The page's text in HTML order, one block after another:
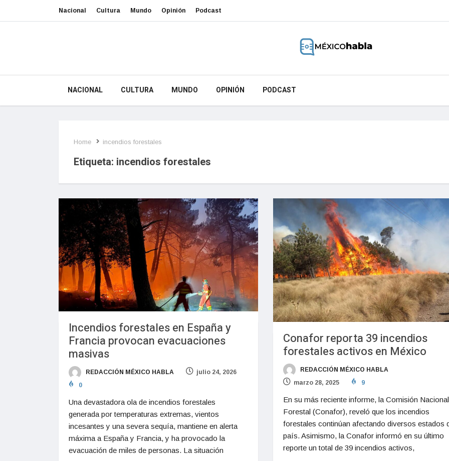
Nacional Cultura Mundo Opinión Podcast
NACIONAL CULTURA MUNDO OPINIÓN PODCAST
Home incendios forestales
Etiqueta: incendios forestales
Incendios forestales en España y
Francia provocan evacuaciones
masivas
REDACCIÓN MÉXICO HABLA
julio 24, 2026
0
Una devastadora ola de incendios forestales
generada por temperaturas extremas, vientos
incesantes y una severa sequía, mantiene en alerta
máxima a España y Francia, y ha provocado la
evacuación de miles de personas. La situación
Conafor reporta 39 incendios
forestales activos en México
REDACCIÓN MÉXICO HABLA
marzo 28, 2025
9
En su más reciente informe, la Comisión Nacional
Forestal (Conafor), reveló que los incendios
forestales continúan afectando diversos estados
país. Asimismo, la Conafor informó en su último
reporte un total de 39 incendios activos,